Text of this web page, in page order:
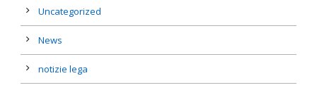
Uncategorized
News
notizie lega